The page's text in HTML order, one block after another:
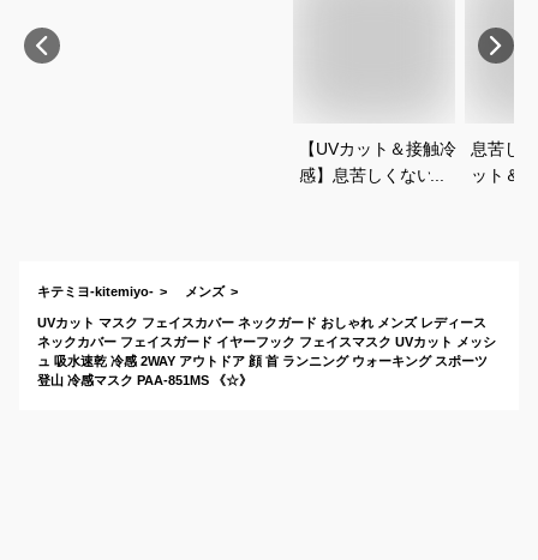
【UVカット＆接触冷
感】息苦しくない！
息苦し
ット＆
キテミヨ-kitemiyo- メンズ
UVカット マスク フェイスカバー ネックガード おしゃれ メンズ レディース
ネックカバー フェイスガード イヤーフック フェイスマスク UVカット メッシ
ュ 吸水速乾 冷感 2WAY アウトドア 顔 首 ランニング ウォーキング スポーツ
登山 冷感マスク PAA-851MS 《☆》